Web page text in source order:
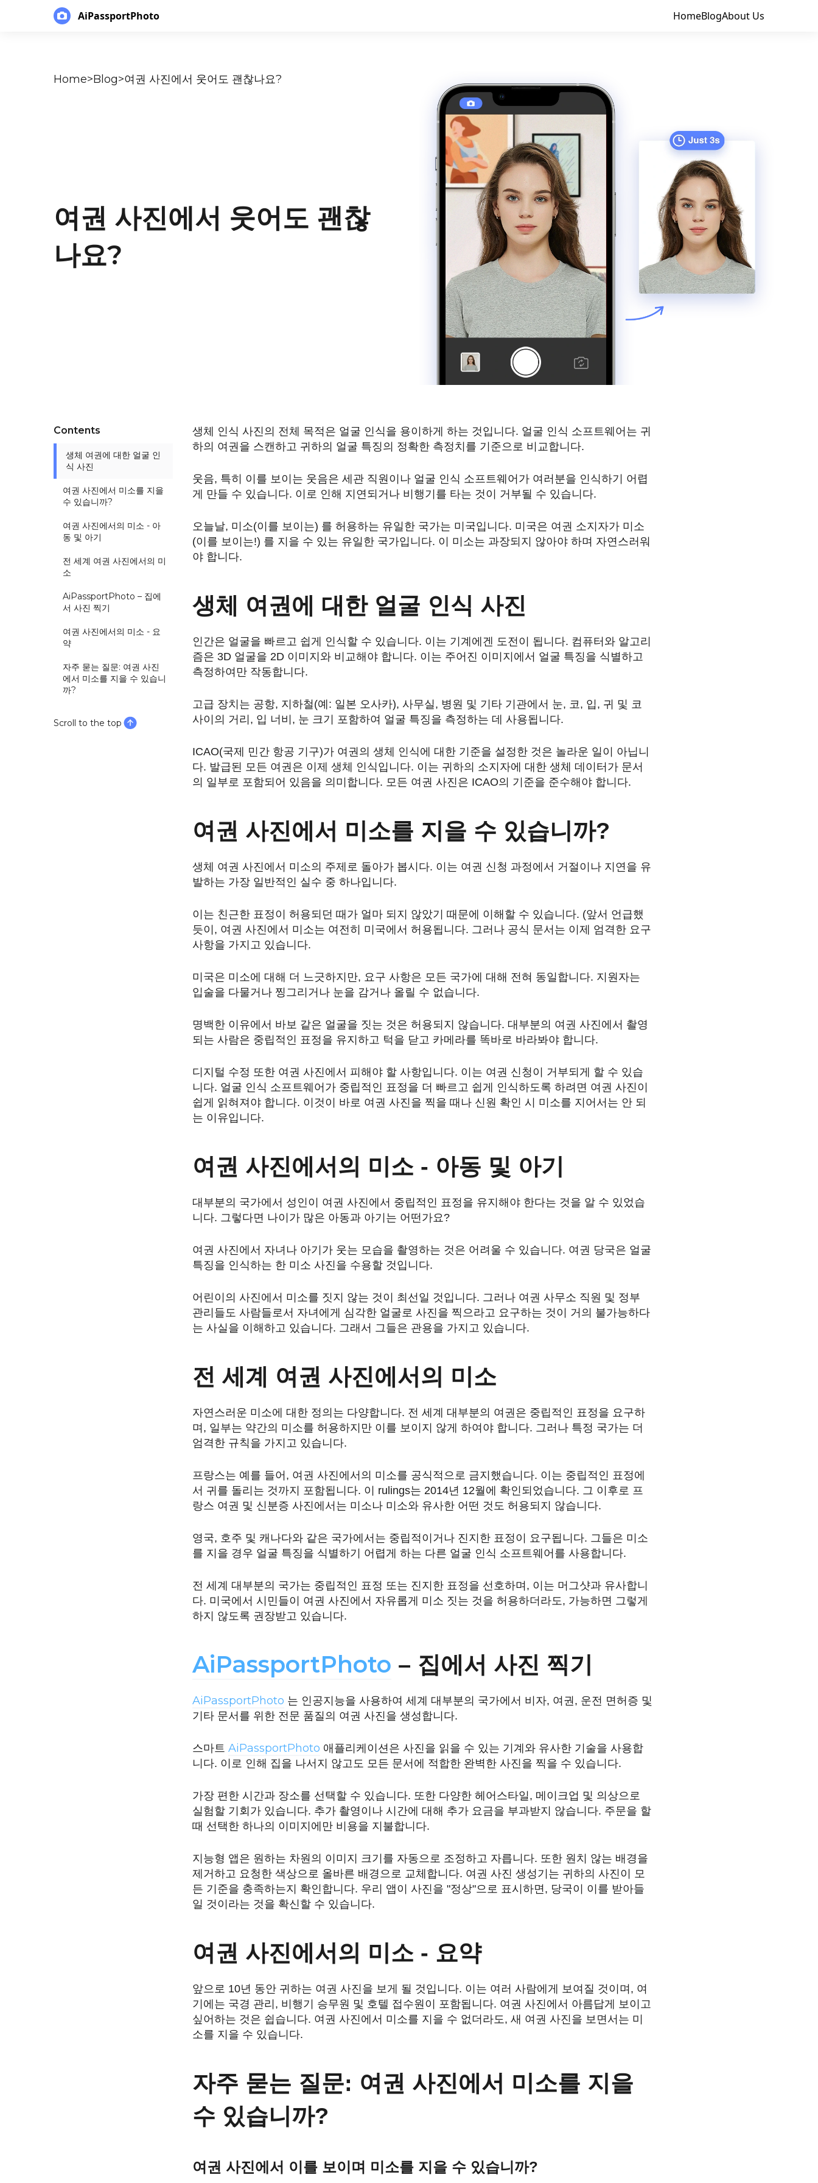
AiPassportPhoto HomeBlogAbout Us
Home>Blog>여권 사진에서 웃어도 괜찮나요?
여권 사진에서 웃어도 괜찮
나요?
Contents
생체 여권에 대한 얼굴 인
식 사진
여권 사진에서 미소를 지을
수 있습니까?
여권 사진에서의 미소 - 아
동 및 아기
전 세계 여권 사진에서의 미
소
AiPassportPhoto – 집에
서 사진 찍기
여권 사진에서의 미소 - 요
약
자주 묻는 질문: 여권 사진
에서 미소를 지을 수 있습니
까?
Scroll to the top
생체 인식 사진의 전체 목적은 얼굴 인식을 용이하게 하는 것입니다. 얼굴 인식 소프트웨어는 귀
하의 여권을 스캔하고 귀하의 얼굴 특징의 정확한 측정치를 기준으로 비교합니다.
웃음, 특히 이를 보이는 웃음은 세관 직원이나 얼굴 인식 소프트웨어가 여러분을 인식하기 어렵
게 만들 수 있습니다. 이로 인해 지연되거나 비행기를 타는 것이 거부될 수 있습니다.
오늘날, 미소(이를 보이는) 를 허용하는 유일한 국가는 미국입니다. 미국은 여권 소지자가 미소
(이를 보이는!) 를 지을 수 있는 유일한 국가입니다. 이 미소는 과장되지 않아야 하며 자연스러워
야 합니다.
생체 여권에 대한 얼굴 인식 사진
인간은 얼굴을 빠르고 쉽게 인식할 수 있습니다. 이는 기계에겐 도전이 됩니다. 컴퓨터와 알고리
즘은 3D 얼굴을 2D 이미지와 비교해야 합니다. 이는 주어진 이미지에서 얼굴 특징을 식별하고
측정하여만 작동합니다.
고급 장치는 공항, 지하철(예: 일본 오사카), 사무실, 병원 및 기타 기관에서 눈, 코, 입, 귀 및 코
사이의 거리, 입 너비, 눈 크기 포함하여 얼굴 특징을 측정하는 데 사용됩니다.
ICAO(국제 민간 항공 기구)가 여권의 생체 인식에 대한 기준을 설정한 것은 놀라운 일이 아닙니
다. 발급된 모든 여권은 이제 생체 인식입니다. 이는 귀하의 소지자에 대한 생체 데이터가 문서
의 일부로 포함되어 있음을 의미합니다. 모든 여권 사진은 ICAO의 기준을 준수해야 합니다.
여권 사진에서 미소를 지을 수 있습니까?
생체 여권 사진에서 미소의 주제로 돌아가 봅시다. 이는 여권 신청 과정에서 거절이나 지연을 유
발하는 가장 일반적인 실수 중 하나입니다.
이는 친근한 표정이 허용되던 때가 얼마 되지 않았기 때문에 이해할 수 있습니다. (앞서 언급했
듯이, 여권 사진에서 미소는 여전히 미국에서 허용됩니다. 그러나 공식 문서는 이제 엄격한 요구
사항을 가지고 있습니다.
미국은 미소에 대해 더 느긋하지만, 요구 사항은 모든 국가에 대해 전혀 동일합니다. 지원자는
입술을 다물거나 찡그리거나 눈을 감거나 올릴 수 없습니다.
명백한 이유에서 바보 같은 얼굴을 짓는 것은 허용되지 않습니다. 대부분의 여권 사진에서 촬영
되는 사람은 중립적인 표정을 유지하고 턱을 닫고 카메라를 똑바로 바라봐야 합니다.
디지털 수정 또한 여권 사진에서 피해야 할 사항입니다. 이는 여권 신청이 거부되게 할 수 있습
니다. 얼굴 인식 소프트웨어가 중립적인 표정을 더 빠르고 쉽게 인식하도록 하려면 여권 사진이
쉽게 읽혀져야 합니다. 이것이 바로 여권 사진을 찍을 때나 신원 확인 시 미소를 지어서는 안 되
는 이유입니다.
여권 사진에서의 미소 - 아동 및 아기
대부분의 국가에서 성인이 여권 사진에서 중립적인 표정을 유지해야 한다는 것을 알 수 있었습
니다. 그렇다면 나이가 많은 아동과 아기는 어떤가요?
여권 사진에서 자녀나 아기가 웃는 모습을 촬영하는 것은 어려울 수 있습니다. 여권 당국은 얼굴
특징을 인식하는 한 미소 사진을 수용할 것입니다.
어린이의 사진에서 미소를 짓지 않는 것이 최선일 것입니다. 그러나 여권 사무소 직원 및 정부
관리들도 사람들로서 자녀에게 심각한 얼굴로 사진을 찍으라고 요구하는 것이 거의 불가능하다
는 사실을 이해하고 있습니다. 그래서 그들은 관용을 가지고 있습니다.
전 세계 여권 사진에서의 미소
자연스러운 미소에 대한 정의는 다양합니다. 전 세계 대부분의 여권은 중립적인 표정을 요구하
며, 일부는 약간의 미소를 허용하지만 이를 보이지 않게 하여야 합니다. 그러나 특정 국가는 더
엄격한 규칙을 가지고 있습니다.
프랑스는 예를 들어, 여권 사진에서의 미소를 공식적으로 금지했습니다. 이는 중립적인 표정에
서 귀를 돌리는 것까지 포함됩니다. 이 rulings는 2014년 12월에 확인되었습니다. 그 이후로 프
랑스 여권 및 신분증 사진에서는 미소나 미소와 유사한 어떤 것도 허용되지 않습니다.
영국, 호주 및 캐나다와 같은 국가에서는 중립적이거나 진지한 표정이 요구됩니다. 그들은 미소
를 지을 경우 얼굴 특징을 식별하기 어렵게 하는 다른 얼굴 인식 소프트웨어를 사용합니다.
전 세계 대부분의 국가는 중립적인 표정 또는 진지한 표정을 선호하며, 이는 머그샷과 유사합니
다. 미국에서 시민들이 여권 사진에서 자유롭게 미소 짓는 것을 허용하더라도, 가능하면 그렇게
하지 않도록 권장받고 있습니다.
AiPassportPhoto – 집에서 사진 찍기
AiPassportPhoto 는 인공지능을 사용하여 세계 대부분의 국가에서 비자, 여권, 운전 면허증 및
기타 문서를 위한 전문 품질의 여권 사진을 생성합니다.
스마트AiPassportPhoto 애플리케이션은 사진을 읽을 수 있는 기계와 유사한 기술을 사용합
니다. 이로 인해 집을 나서지 않고도 모든 문서에 적합한 완벽한 사진을 찍을 수 있습니다.
가장 편한 시간과 장소를 선택할 수 있습니다. 또한 다양한 헤어스타일, 메이크업 및 의상으로
실험할 기회가 있습니다. 추가 촬영이나 시간에 대해 추가 요금을 부과받지 않습니다. 주문을 할
때 선택한 하나의 이미지에만 비용을 지불합니다.
지능형 앱은 원하는 차원의 이미지 크기를 자동으로 조정하고 자릅니다. 또한 원치 않는 배경을
제거하고 요청한 색상으로 올바른 배경으로 교체합니다. 여권 사진 생성기는 귀하의 사진이 모
든 기준을 충족하는지 확인합니다. 우리 앱이 사진을 "정상"으로 표시하면, 당국이 이를 받아들
일 것이라는 것을 확신할 수 있습니다.
여권 사진에서의 미소 - 요약
앞으로 10년 동안 귀하는 여권 사진을 보게 될 것입니다. 이는 여러 사람에게 보여질 것이며, 여
기에는 국경 관리, 비행기 승무원 및 호텔 접수원이 포함됩니다. 여권 사진에서 아름답게 보이고
싶어하는 것은 쉽습니다. 여권 사진에서 미소를 지을 수 없더라도, 새 여권 사진을 보면서는 미
소를 지을 수 있습니다.
자주 묻는 질문: 여권 사진에서 미소를 지을
수 있습니까?
여권 사진에서 이를 보이며 미소를 지을 수 있습니까?